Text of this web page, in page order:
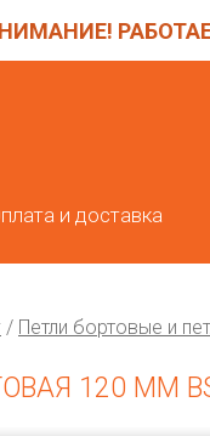
и доставка
/ Петли бортовые и
120 ММ